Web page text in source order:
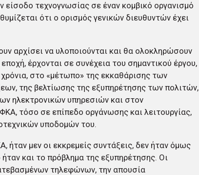
είσοδο τεχνογνωσίας σε έναν κομβικό οργανισμό
ότι ο ορισμός γενικών διευθυντών έχει
αρχίσει να υλοποιούνται και θα ολοκληρώσουν
έρχονται σε συνέχεια του σημαντικού έργου,
χρόνια, στο «μέτωπο» της εκκαθάρισης των
της βελτίωσης της εξυπηρέτησης των πολιτών,
ηλεκτρονικών υπηρεσιών και στον
τόσο σε επίπεδο οργάνωσης και λειτουργίας,
υποδομών του.
ήταν μεν οι εκκρεμείς συντάξεις, δεν ήταν όμως
και το πρόβλημα της εξυπηρέτησης. Οι
τηλεφώνων, την απουσία